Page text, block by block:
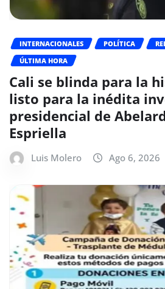
INTERNACIONALES POLÍTICA
ÚLTIMA HORA
Cali se blinda para la
listo para la inédita
presidencial de
Espriella
Luis Molero Ago 6, 2026